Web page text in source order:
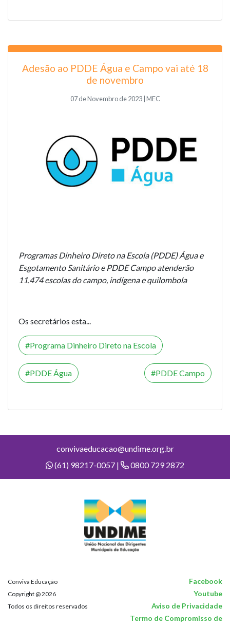
Adesão ao PDDE Água e Campo vai até 18
de novembro
07 de Novembro de 2023 | MEC
Programas Dinheiro Direto na Escola (PDDE) Água e
Esgotamento Sanitário e PDDE Campo atenderão
11.474 escolas do campo, indígena e quilombola
Os secretários esta...
Programa Dinheiro Direto na Escola
PDDE Água PDDE Campo
convivaeducacao@undime.org.br
(61) 98217-0057 |
0800 729 2872
Conviva Educação Facebook
Copyright @ 2026 Youtube
Todos os direitos reservados
Aviso de Privacidade
Termo de Compromisso de